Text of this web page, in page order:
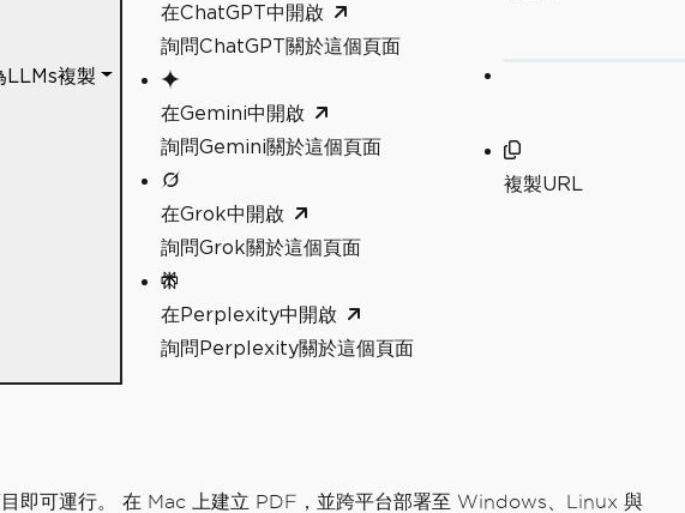
LLMs複製
在ChatGPT中開啟
詢問ChatGPT關於這個頁面
在Gemini中開啟
詢問Gemini關於這個頁面
在Grok中開啟
詢問Grok關於這個頁面
在Perplexity中開啟
詢問Perplexity關於這個頁面
複製URL
即可運行。 在 Mac 上建立 PDF，並跨平台部署至 Windows、Linux 與